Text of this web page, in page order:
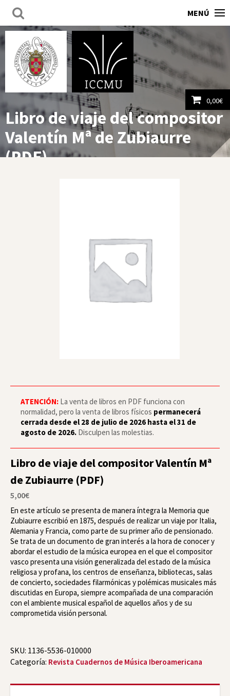
MENÚ
0,00€
Ver carrito
Libro de viaje del compositor
Valentín Mª de Zubiaurre
(PDF)
ATENCIÓN: La venta de libros en PDF funciona con
normalidad, pero la venta de libros físicos permanecerá
cerrada desde el 28 de julio de 2026 hasta el 31 de
agosto de 2026. Disculpen las molestias.
Libro de viaje del compositor Valentín Mª
de Zubiaurre (PDF)
5,00€
En este artículo se presenta de manera íntegra la Memoria que
Zubiaurre escribió en 1875, después de realizar un viaje por Italia,
Alemania y Francia, como parte de su primer año de pensionado.
Se trata de un documento de gran interés a la hora de conocer y
abordar el estudio de la música europea en el que el compositor
vasco presenta una visión generalizada del estado de la música
religiosa y profana, los centros de enseñanza, bibliotecas, salas
de concierto, sociedades filarmónicas y polémicas musicales más
discutidas en Europa, siempre acompañada de una comparación
con el ambiente musical español de aquellos años y de su
comprometida visión personal.
SKU: 1136-5536-010000
Categoría: Revista Cuadernos de Música Iberoamericana